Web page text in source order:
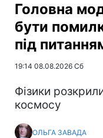
Головна
бути
під
19:14 08.08.2026 Сб
Фізики
космосу
ОЛЬГА ЗАВАДА